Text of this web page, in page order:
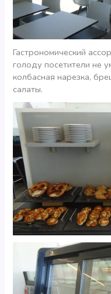
Гастрономический
голоду посетители не
колбасная нарезка,
салаты.